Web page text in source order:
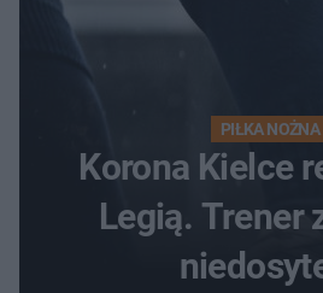
PIŁKA NOŻNA
Korona Kielce
Legią. Trener